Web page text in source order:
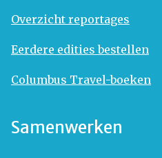
Overzicht reportages
Eerdere edities bestellen
Columbus Travel-boeken
Samenwerken